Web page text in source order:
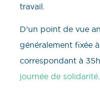
travail.
D’un point de vue
généralement fixée
correspondant à
journée de solidarité